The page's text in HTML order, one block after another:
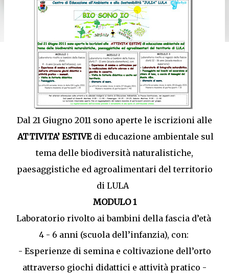
Dal 21 Giugno 2011 sono aperte le iscrizioni alle
ATTIVITA’ ESTIVEdi educazione ambientale sul
tema delle biodiversità naturalistiche,
paesaggistiche ed agroalimentari del territorio
di LULA
MODULO 1
Laboratorio rivolto ai bambini della fascia d’età
4 - 6 anni (scuola dell’infanzia), con:
- Esperienze di semina e coltivazione dell’orto
attraverso giochi didattici e attività pratico -